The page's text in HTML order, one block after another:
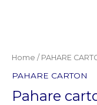
Home / PAHARE
PAHARE CARTON
Pahare